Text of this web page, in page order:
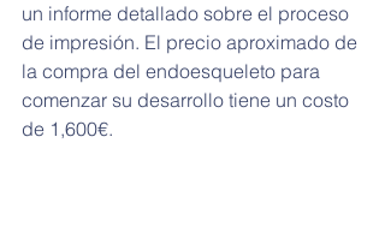
un informe detallado sobre el proceso
de impresión. El precio aproximado de
la compra del endoesqueleto para
comenzar su desarrollo tiene un costo
de 1,600€.